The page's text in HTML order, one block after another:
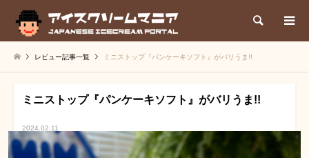
検索
レビュー記事一覧 ミニストップ『パンケーキソフト』がバリうま!!
ミニストップ『パンケーキソフト』がバリうま!!
2024.02.11